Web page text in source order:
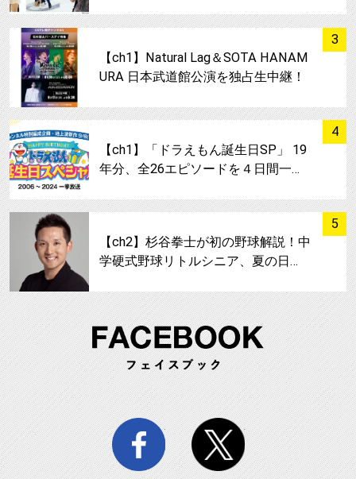
3
【ch1】Natural Lag＆SOTA HANAM
URA 日本武道館公演を独占生中継！
4
【ch1】「ドラえもん誕生日SP」 19
年分、全26エピソードを４日間一…
5
【ch2】杉谷拳士が初の野球解説！中
学硬式野球リトルシニア、夏の日…
facebook twitter